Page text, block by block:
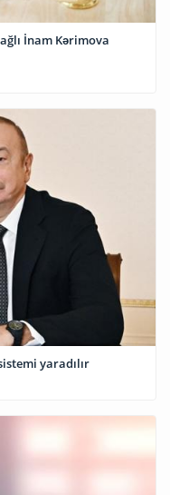
İnam Kərimova
yaradılır